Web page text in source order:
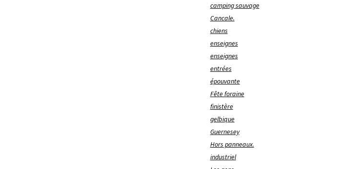
camping sauvage
Cancale.
chiens
enseignes
enseignes
entrées
épouvante
Fête foraine
finistère
gelbique
Guernesey
Hors panneaux.
industriel